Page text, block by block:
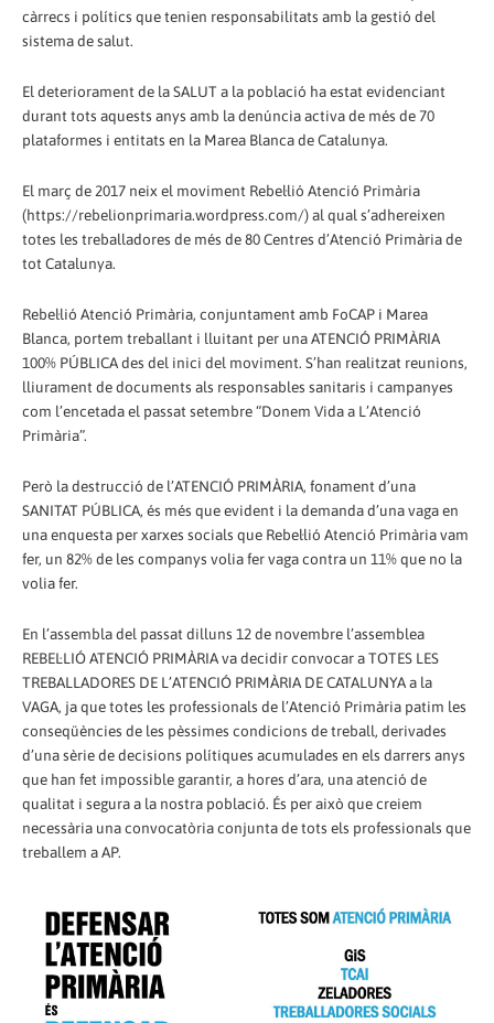
càrrecs i polítics que tenien responsabilitats amb la gestió del
sistema de salut.
El deteriorament de la SALUT a la població ha estat evidenciant
durant tots aquests anys amb la denúncia activa de més de 70
plataformes i entitats en la Marea Blanca de Catalunya.
El març de 2017 neix el moviment Rebel·lió Atenció Primària
(https://rebelionprimaria.wordpress.com/) al qual s’adhereixen
totes les treballadores de més de 80 Centres d’Atenció Primària de
tot Catalunya.
Rebel·lió Atenció Primària, conjuntament amb FoCAP i Marea
Blanca, portem treballant i lluitant per una ATENCIÓ PRIMÀRIA
100% PÚBLICA des del inici del moviment. S’han realitzat reunions,
lliurament de documents als responsables sanitaris i campanyes
com l’encetada el passat setembre “Donem Vida a L’Atenció
Primària”.
Però la destrucció de l’ATENCIÓ PRIMÀRIA, fonament d’una
SANITAT PÚBLICA, és més que evident i la demanda d’una vaga en
una enquesta per xarxes socials que Rebel·lió Atenció Primària vam
fer, un 82% de les companys volia fer vaga contra un 11% que no la
volia fer.
En l’assembla del passat dilluns 12 de novembre l’assemblea
REBEL·LIÓ ATENCIÓ PRIMÀRIA va decidir convocar a TOTES LES
TREBALLADORES DE L’ATENCIÓ PRIMÀRIA DE CATALUNYA a la
VAGA, ja que totes les professionals de l’Atenció Primària patim les
conseqüències de les pèssimes condicions de treball, derivades
d’una sèrie de decisions polítiques acumulades en els darrers anys
que han fet impossible garantir, a hores d’ara, una atenció de
qualitat i segura a la nostra població. És per això que creiem
necessària una convocatòria conjunta de tots els professionals que
treballem a AP.